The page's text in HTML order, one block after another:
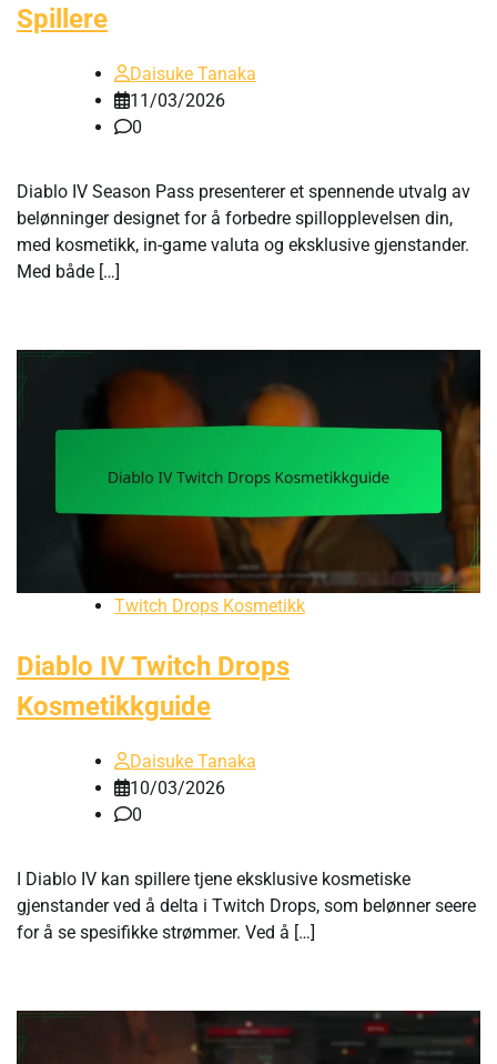
Spillere
Daisuke Tanaka
11/03/2026
0
Diablo IV Season Pass presenterer et spennende utvalg av
belønninger designet for å forbedre spillopplevelsen din,
med kosmetikk, in-game valuta og eksklusive gjenstander.
Med både […]
Twitch Drops Kosmetikk
Diablo IV Twitch Drops
Kosmetikkguide
Daisuke Tanaka
10/03/2026
0
I Diablo IV kan spillere tjene eksklusive kosmetiske
gjenstander ved å delta i Twitch Drops, som belønner seere
for å se spesifikke strømmer. Ved å […]